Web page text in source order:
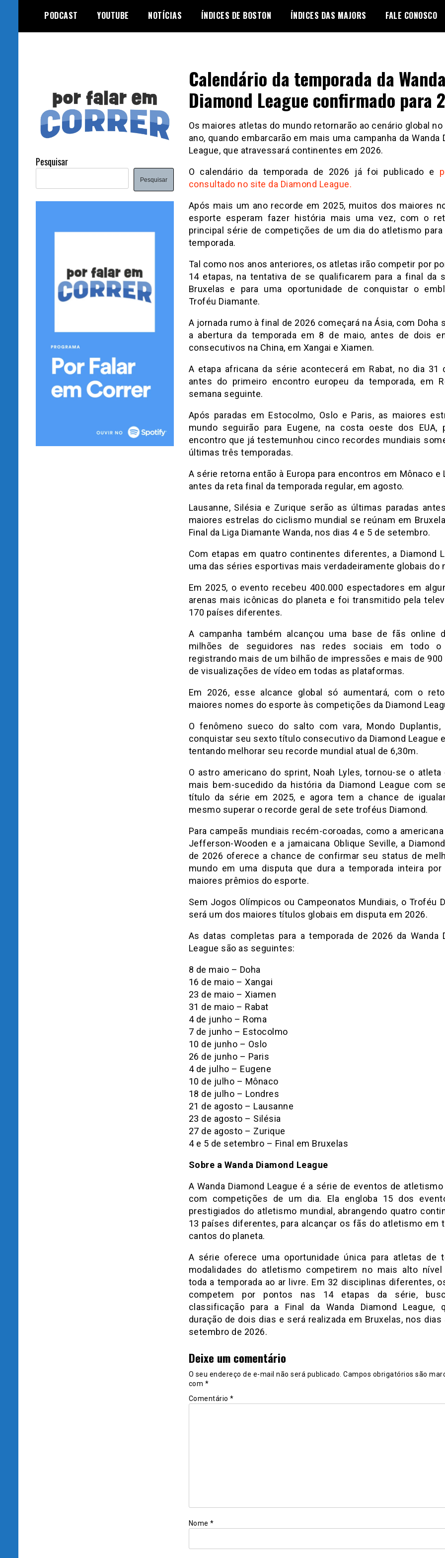
content
PODCAST YOUTUBE NOTÍCIAS ÍNDICES DE BOSTON ÍNDICES DAS MAJORS FALE CONOSCO
Calendário da temporada da Wanda
Diamond League confirmado para
Os maiores atletas do mundo retornarão ao cenário global
ano, quando embarcarão em mais uma campanha da Wanda
League, que atravessará continentes em 2026.
O calendário da temporada de 2026 já foi publicado e
consultado no site da Diamond League.
Após mais um ano recorde em 2025, muitos dos maiores
esporte esperam fazer história mais uma vez, com o
principal série de competições de um dia do atletismo para
temporada.
Tal como nos anos anteriores, os atletas irão competir por
14 etapas, na tentativa de se qualificarem para a final da
Bruxelas e para uma oportunidade de conquistar o
Troféu Diamante.
A jornada rumo à final de 2026 começará na Ásia, com Doha
a abertura da temporada em 8 de maio, antes de dois
consecutivos na China, em Xangai e Xiamen.
A etapa africana da série acontecerá em Rabat, no dia 31
antes do primeiro encontro europeu da temporada, em
semana seguinte.
Após paradas em Estocolmo, Oslo e Paris, as maiores
mundo seguirão para Eugene, na costa oeste dos EUA,
encontro que já testemunhou cinco recordes mundiais
últimas três temporadas.
A série retorna então à Europa para encontros em Mônaco e
antes da reta final da temporada regular, em agosto.
Lausanne, Silésia e Zurique serão as últimas paradas
maiores estrelas do ciclismo mundial se reúnam em
Final da Liga Diamante Wanda, nos dias 4 e 5 de setembro.
Com etapas em quatro continentes diferentes, a Diamond
uma das séries esportivas mais verdadeiramente globais do
Em 2025, o evento recebeu 400.000 espectadores em
arenas mais icônicas do planeta e foi transmitido pela
170 países diferentes.
A campanha também alcançou uma base de fãs online
milhões de seguidores nas redes sociais em todo o
registrando mais de um bilhão de impressões e mais de
de visualizações de vídeo em todas as plataformas.
Em 2026, esse alcance global só aumentará, com o
maiores nomes do esporte às competições da Diamond
O fenômeno sueco do salto com vara, Mondo Duplantis,
conquistar seu sexto título consecutivo da Diamond League
tentando melhorar seu recorde mundial atual de 6,30m.
O astro americano do sprint, Noah Lyles, tornou-se o atleta
mais bem-sucedido da história da Diamond League com
título da série em 2025, e agora tem a chance de
mesmo superar o recorde geral de sete troféus Diamond.
Para campeãs mundiais recém-coroadas, como a
Jefferson-Wooden e a jamaicana Oblique Seville, a
de 2026 oferece a chance de confirmar seu status de
mundo em uma disputa que dura a temporada inteira
maiores prêmios do esporte.
Sem Jogos Olímpicos ou Campeonatos Mundiais, o Troféu
será um dos maiores títulos globais em disputa em 2026.
As datas completas para a temporada de 2026 da Wanda
League são as seguintes:
8 de maio – Doha
16 de maio – Xangai
23 de maio – Xiamen
31 de maio – Rabat
4 de junho – Roma
7 de junho – Estocolmo
10 de junho – Oslo
26 de junho – Paris
4 de julho – Eugene
10 de julho – Mônaco
18 de julho – Londres
21 de agosto – Lausanne
23 de agosto – Silésia
27 de agosto – Zurique
4 e 5 de setembro – Final em Bruxelas
Sobre a Wanda Diamond League
A Wanda Diamond League é a série de eventos de
com competições de um dia. Ela engloba 15 dos
prestigiados do atletismo mundial, abrangendo quatro
13 países diferentes, para alcançar os fãs do atletismo em
cantos do planeta.
A série oferece uma oportunidade única para atletas de
modalidades do atletismo competirem no mais alto nível
toda a temporada ao ar livre. Em 32 disciplinas diferentes,
competem por pontos nas 14 etapas da série,
classificação para a Final da Wanda Diamond League,
duração de dois dias e será realizada em Bruxelas, nos dias
setembro de 2026.
Deixe um comentário
O seu endereço de e-mail não será publicado. Campos obrigatórios são
com *
Comentário *
Nome *
Pesquisar
Pesquisar